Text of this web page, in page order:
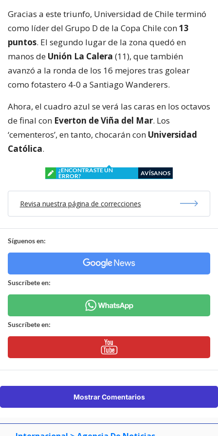
Gracias a este triunfo, Universidad de Chile terminó
como líder del Grupo D de la Copa Chile con13
puntos. El segundo lugar de la zona quedó en
manos de Unión La Calera (11), que también
avanzó a la ronda de los 16 mejores tras golear
como fotastero 4-0 a Santiago Wanderers.
Ahora, el cuadro azul se verá las caras en los octavos
de final con Everton de Viña del Mar. Los
‘cementeros’, en tanto, chocarán con Universidad
Católica.
¿ENCONTRASTE UN
ERROR?
AVÍSANOS
Revisa nuestra página de correcciones
Síguenos en:
Suscríbete en:
Suscríbete en:
Mostrar Comentarios